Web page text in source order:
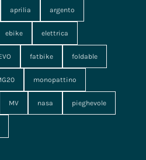
aprilia argento
ebike elettrica
fatbike foldable
monopattino
MV nasa pieghevole